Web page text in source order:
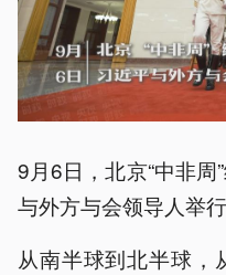
9月6日，北京“中非
与外方与会领导人举
从南半球到北半球，